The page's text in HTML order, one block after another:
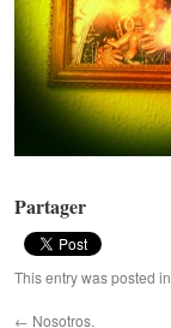
Partager
This entry was posted in
← Nosotros.